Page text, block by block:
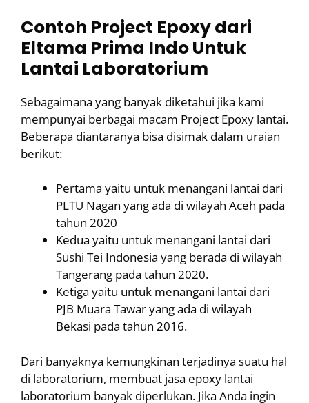
Contoh Project Epoxy dari
Eltama Prima Indo Untuk
Lantai Laboratorium
Sebagaimana yang banyak diketahui jika kami
mempunyai berbagai macam Project Epoxy lantai.
Beberapa diantaranya bisa disimak dalam uraian
berikut:
Pertama yaitu untuk menangani lantai dari
PLTU Nagan yang ada di wilayah Aceh pada
tahun 2020
Kedua yaitu untuk menangani lantai dari
Sushi Tei Indonesia yang berada di wilayah
Tangerang pada tahun 2020.
Ketiga yaitu untuk menangani lantai dari
PJB Muara Tawar yang ada di wilayah
Bekasi pada tahun 2016.
Dari banyaknya kemungkinan terjadinya suatu hal
di laboratorium, membuat jasa epoxy lantai
laboratorium banyak diperlukan. Jika Anda ingin